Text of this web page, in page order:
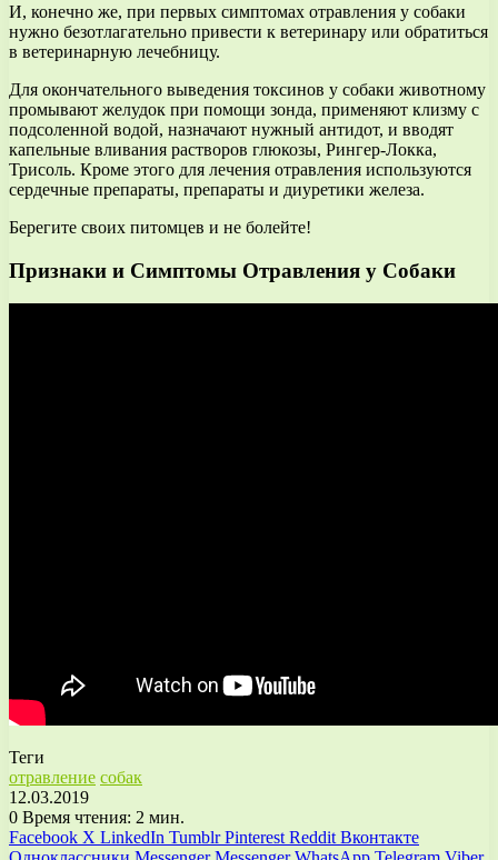
И, конечно же, при первых симптомах отравления у собаки
нужно безотлагательно привести к ветеринару или обратиться
в ветеринарную лечебницу.
Для окончательного выведения токсинов у собаки животному
промывают желудок при помощи зонда, применяют клизму с
подсоленной водой, назначают нужный антидот, и вводят
капельные вливания растворов глюкозы, Рингер-Локка,
Трисоль. Кроме этого для лечения отравления используются
сердечные препараты, препараты и диуретики железа.
Берегите своих питомцев и не болейте!
Признаки и Симптомы Отравления у Собаки
Теги
отравление собак
12.03.2019
0 Время чтения: 2 мин.
Facebook X LinkedIn Tumblr Pinterest Reddit Вконтакте